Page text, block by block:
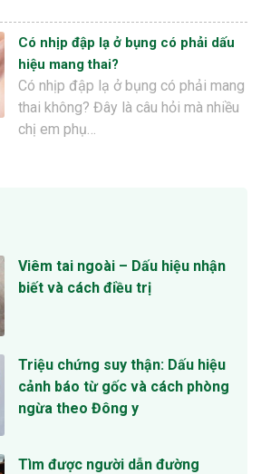
Có nhịp đập lạ ở bụng có phải dấu
hiệu mang thai?
Có nhịp đập lạ ở bụng có phải mang
thai không? Đây là câu hỏi mà nhiều
chị em phụ…
Viêm tai ngoài – Dấu hiệu nhận
biết và cách điều trị
Triệu chứng suy thận: Dấu hiệu
cảnh báo từ gốc và cách phòng
ngừa theo Đông y
Tìm được người dẫn đường